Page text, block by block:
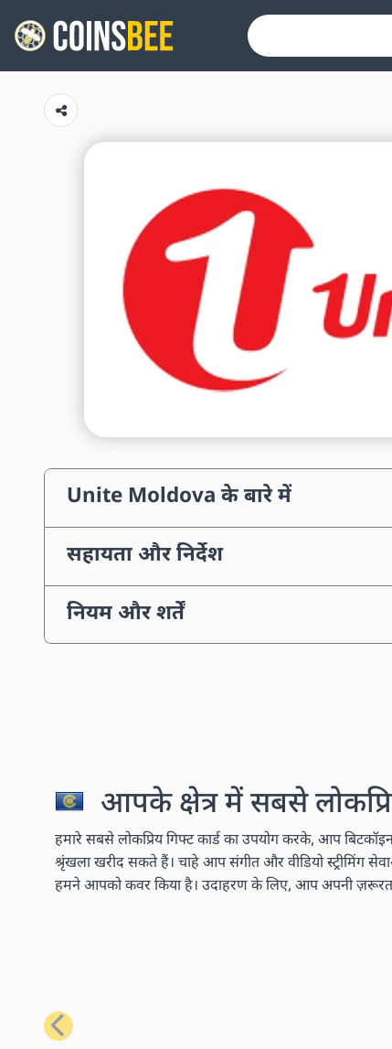
Unite Moldova के बारे में
सहायता और निर्देश
नियम और शर्तें
आपके क्षेत्र में सबसे
हमारे सबसे लोकप्रिय गिफ्ट कार्ड का उपयोग करके, आप
श्रृंखला खरीद सकते हैं। चाहे आप संगीत और वीडियो स्ट्रीमिंग
हमने आपको कवर किया है। उदाहरण के लिए, आप अपनी ज़रूरत
पिछला